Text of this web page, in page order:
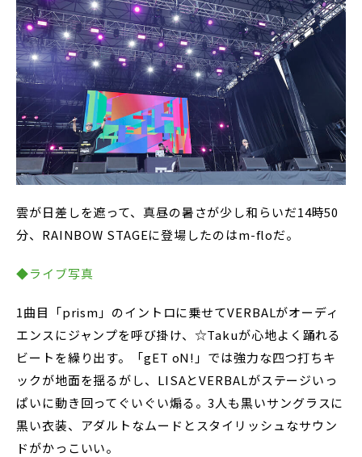
雲が日差しを遮って、真昼の暑さが少し和らいだ14時50
分、RAINBOW STAGEに登場したのはm-floだ。
◆ライブ写真
1曲目「prism」のイントロに乗せてVERBALがオーディ
エンスにジャンプを呼び掛け、☆Takuが心地よく踊れる
ビートを繰り出す。「gET oN!」では強力な四つ打ちキ
ックが地面を揺るがし、LISAとVERBALがステージいっ
ぱいに動き回ってぐいぐい煽る。3人も黒いサングラスに
黒い衣装、アダルトなムードとスタイリッシュなサウン
ドがかっこいい。